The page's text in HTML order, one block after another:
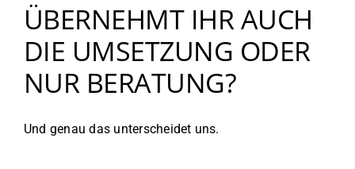
ÜBERNEHMT IHR AUCH
DIE UMSETZUNG ODER
NUR BERATUNG?
Und genau das unterscheidet uns.